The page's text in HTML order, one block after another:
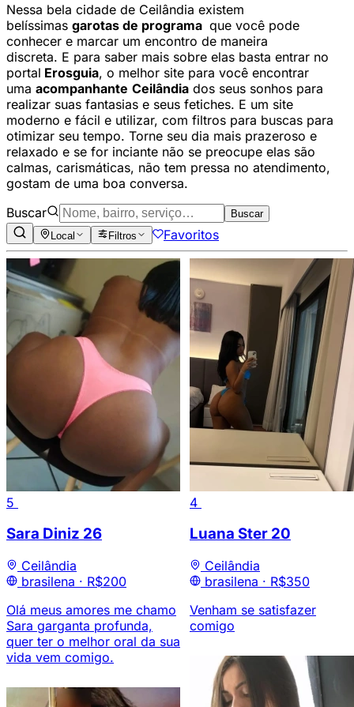
Nessa bela cidade de Ceilândia existem
belíssimas garotas de programa que você pode
conhecer e marcar um encontro de maneira
discreta. E para saber mais sobre elas basta entrar no
portal Erosguia, o melhor site para você encontrar
uma acompanhante Ceilândia dos seus sonhos para
realizar suas fantasias e seus fetiches. E um site
moderno e fácil e utilizar, com filtros para buscas para
otimizar seu tempo. Torne seu dia mais prazeroso e
relaxado e se for inciante não se preocupe elas são
calmas, carismáticas, não tem pressa no atendimento,
gostam de uma boa conversa.
Buscar
Buscar
Local
Filtros Favoritos
5
Sara Diniz 26
Ceilândia
brasilena · R$200
Olá meus amores me chamo
Sara garganta profunda,
quer ter o melhor oral da sua
vida vem comigo.
4
Luana Ster 20
Ceilândia
brasilena · R$350
Venham se satisfazer
comigo